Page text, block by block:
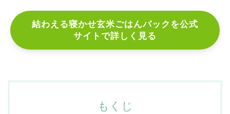
結わえる寝かせ玄米ごはんパックを公式
サイトで詳しく見る
もくじ